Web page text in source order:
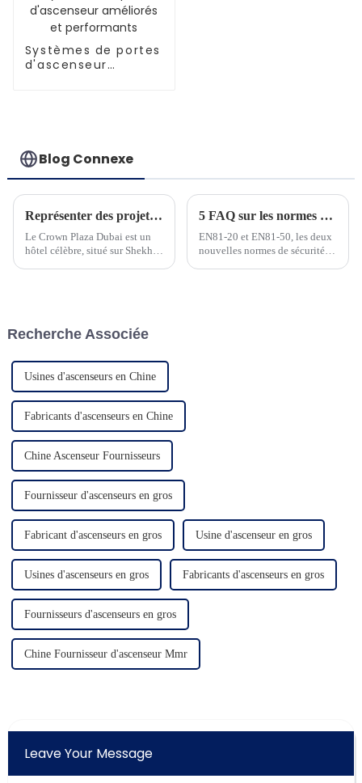
Systèmes de portes
d'ascenseur
Blog Connexe
Représenter des projets à Dubaï
Le Crown Plaza Dubai est un
hôtel célèbre, situé sur Shekh
5 FAQ sur les normes ascenseurs EN81-20 et EN81-50
EN81-20 et EN81-50, les deux
nouvelles normes de sécurité
Recherche Associée
Usines d'ascenseurs en Chine
Fabricants d'ascenseurs en Chine
Chine Ascenseur Fournisseurs
Fournisseur d'ascenseurs en gros
Fabricant d'ascenseurs en gros Usine d'ascenseur en gros
Usines d'ascenseurs en gros Fabricants d'ascenseurs en gros
Fournisseurs d'ascenseurs en gros
Chine Fournisseur d'ascenseur Mmr
Leave Your Message